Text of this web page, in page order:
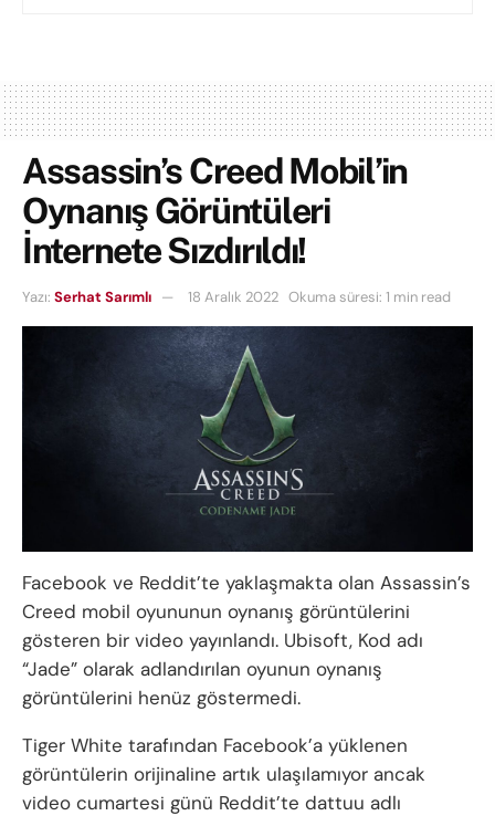
Assassin’s Creed Mobil’in
Oynanış Görüntüleri
İnternete Sızdırıldı!
Yazı: Serhat Sarımlı 18 Aralık 2022 Okuma süresi: 1 min read
Facebook ve Reddit’te yaklaşmakta olan Assassin’s
Creed mobil oyununun oynanış görüntülerini
gösteren bir video yayınlandı. Ubisoft, Kod adı
“Jade” olarak adlandırılan oyunun oynanış
görüntülerini henüz göstermedi.
Tiger White tarafından Facebook’a yüklenen
görüntülerin orijinaline artık ulaşılamıyor ancak
video cumartesi günü Reddit’te dattuu adlı